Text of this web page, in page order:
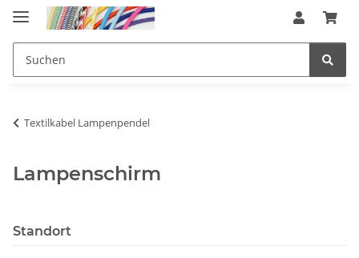
Textilkabel Lampenpendel
Lampenschirm
Standort